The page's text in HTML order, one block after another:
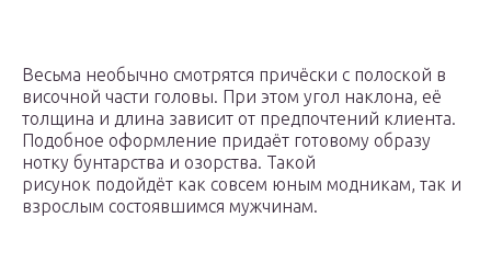
Весьма необычно смотрятся причёски с полоской в
височной части головы. При этом угол наклона, её
толщина и длина зависит от предпочтений клиента.
Подобное оформление придаёт готовому образу
нотку бунтарства и озорства. Такой
рисунок подойдёт как совсем юным модникам, так и
взрослым состоявшимся мужчинам.